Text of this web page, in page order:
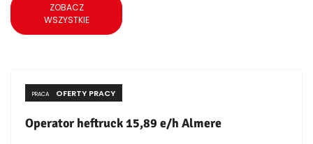
ZOBACZ
WSZYSTKIE
PRACA OFERTY PRACY
Operator heftruck 15,89 e/h Almere